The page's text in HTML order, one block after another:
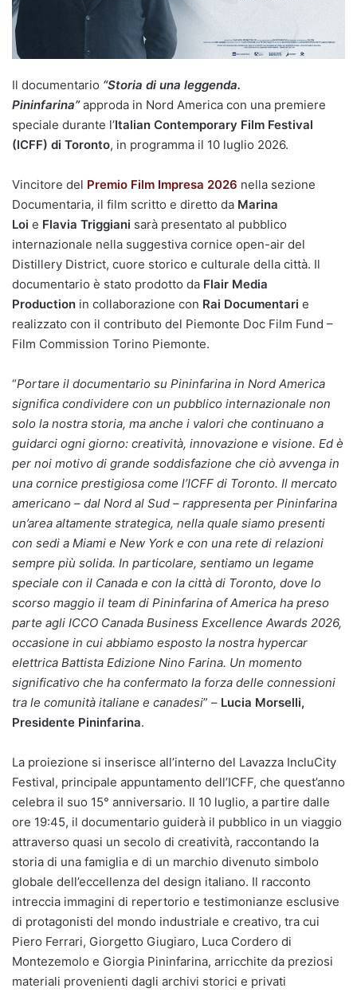
Il documentario “Storia di una leggenda.
Pininfarina” approda in Nord America con una premiere
speciale durante l’Italian Contemporary Film Festival
(ICFF) di Toronto, in programma il 10 luglio 2026.
Vincitore del Premio Film Impresa 2026 nella sezione
Documentaria, il film scritto e diretto da Marina
Loi e Flavia Triggiani sarà presentato al pubblico
internazionale nella suggestiva cornice open-air del
Distillery District, cuore storico e culturale della città. Il
documentario è stato prodotto da Flair Media
Production in collaborazione con Rai Documentari e
realizzato con il contributo del Piemonte Doc Film Fund –
Film Commission Torino Piemonte.
“Portare il documentario su Pininfarina in Nord America
significa condividere con un pubblico internazionale non
solo la nostra storia, ma anche i valori che continuano a
guidarci ogni giorno: creatività, innovazione e visione. Ed è
per noi motivo di grande soddisfazione che ciò avvenga in
una cornice prestigiosa come l’ICFF di Toronto. Il mercato
americano – dal Nord al Sud – rappresenta per Pininfarina
un’area altamente strategica, nella quale siamo presenti
con sedi a Miami e New York e con una rete di relazioni
sempre più solida. In particolare, sentiamo un legame
speciale con il Canada e con la città di Toronto, dove lo
scorso maggio il team di Pininfarina of America ha preso
parte agli ICCO Canada Business Excellence Awards 2026,
occasione in cui abbiamo esposto la nostra hypercar
elettrica Battista Edizione Nino Farina. Un momento
significativo che ha confermato la forza delle connessioni
tra le comunità italiane e canadesi” – Lucia Morselli,
Presidente Pininfarina.
La proiezione si inserisce all’interno del Lavazza IncluCity
Festival, principale appuntamento dell’ICFF, che quest’anno
celebra il suo 15° anniversario. Il 10 luglio, a partire dalle
ore 19:45, il documentario guiderà il pubblico in un viaggio
attraverso quasi un secolo di creatività, raccontando la
storia di una famiglia e di un marchio divenuto simbolo
globale dell’eccellenza del design italiano. Il racconto
intreccia immagini di repertorio e testimonianze esclusive
di protagonisti del mondo industriale e creativo, tra cui
Piero Ferrari, Giorgetto Giugiaro, Luca Cordero di
Montezemolo e Giorgia Pininfarina, arricchite da preziosi
materiali provenienti dagli archivi storici e privati